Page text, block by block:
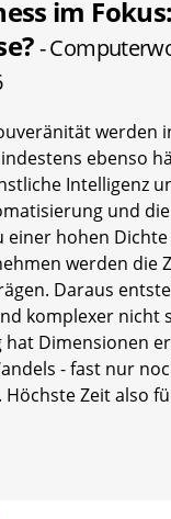
im
-
werden
ebenso
Intelligenz
und die
hohen Dichte
werden die
Daraus
komplexer nicht
hat Dimensionen
- fast nur
Höchste Zeit also